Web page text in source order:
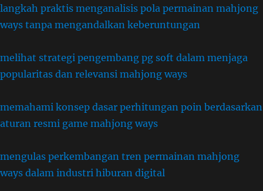
langkah praktis menganalisis pola permainan mahjong
ways tanpa mengandalkan keberuntungan
melihat strategi pengembang pg soft dalam menjaga
popularitas dan relevansi mahjong ways
memahami konsep dasar perhitungan poin berdasarkan
aturan resmi game mahjong ways
mengulas perkembangan tren permainan mahjong
ways dalam industri hiburan digital